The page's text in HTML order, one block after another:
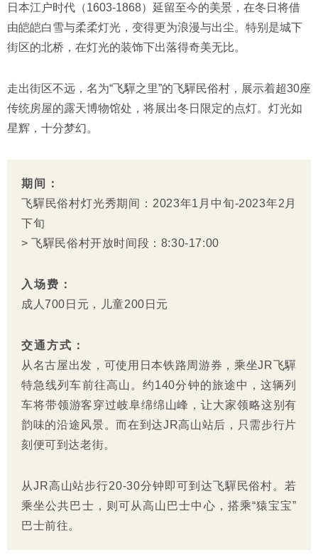
日本江户时代（1603-1868）延留至今的美景，在冬日将借
由皑皑白雪与柔柔灯光，变得更为浪漫与出尘。特别是城下
街区的北桥，在灯光的装饰下出落得奇美无比。
走出街区不远，名为“飞驒之里”的飞驒民俗村，展示着超30座
传统房屋的露天博物馆处，将展出冬日限定的点灯。灯光如
星辉，十分梦幻。
期间：
飞驒民俗村灯光秀期间：2023年1月中旬-2023年2月
下旬
> 飞驒民俗村开放时间段：8:30-17:00
入场费：
成人700日元，儿童200日元
交通方式：
从名古屋出发，可使用日本铁路周游券，乘坐JR飞驒
特急线列车前往高山。约140分钟的旅途中，这辆列
车将带领游客穿过岐阜绵绵山峰，让大家领略这别有
韵味的沿途风景。而在到达JR高山站后，只需步行片
刻便可到达老街。
从JR高山站步行20-30分钟即可到达飞驒民俗村。若
乘坐公共巴士，则可从高山巴士中心，搭乘“猿宝宝”
巴士前往。